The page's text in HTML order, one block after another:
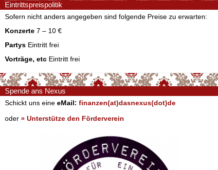
Eintrittspreispolitik
Sofern nicht anders angegeben sind folgende Preise zu erwarten:
Konzerte 7 – 10 €
Partys Eintritt frei
Vorträge, etc Eintritt frei
Spende ans Nexus
Schickt uns eine eMail: finanzen(at)dasnexus(dot)de
oder » Unterstütze den Förderverein